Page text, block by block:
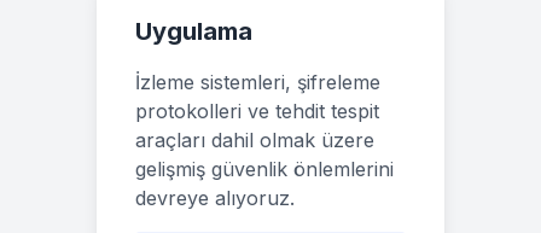
Uygulama
İzleme sistemleri, şifreleme
protokolleri ve tehdit tespit
araçları dahil olmak üzere
gelişmiş güvenlik önlemlerini
devreye alıyoruz.